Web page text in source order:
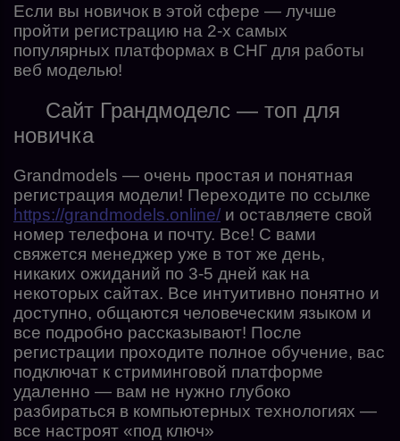
Если вы новичок в этой сфере — лучше
пройти регистрацию на 2-х самых
популярных платформах в СНГ для работы
веб моделью!
Сайт Грандмоделс — топ для
новичка
Grandmodels — очень простая и понятная
регистрация модели! Переходите по ссылке
https://grandmodels.online/ и оставляете свой
номер телефона и почту. Все! С вами
свяжется менеджер уже в тот же день,
никаких ожиданий по 3-5 дней как на
некоторых сайтах. Все интуитивно понятно и
доступно, общаются человеческим языком и
все подробно рассказывают! После
регистрации проходите полное обучение, вас
подключат к стриминговой платформе
удаленно — вам не нужно глубоко
разбираться в компьютерных технологиях —
все настроят «под ключ»